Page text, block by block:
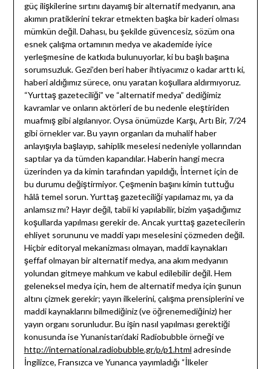
güç ilişkilerine sırtını dayamış bir alternatif medyanın, ana
akımın pratiklerini tekrar etmekten başka bir kaderi olması
mümkün değil. Dahası, bu şekilde güvencesiz, sözüm ona
esnek çalışma ortamının medya ve akademide iyice
yerleşmesine de katkıda bulunuyorlar, ki bu başlı başına
sorumsuzluk. Gezi’den beri haber ihtiyacımız o kadar arttı ki,
haberi aldığımız sürece, onu yaratan koşullara aldırmıyoruz.
“Yurttaş gazeteciliği” ve “alternatif medya” dediğimiz
kavramlar ve onların aktörleri de bu nedenle eleştiriden
muafmış gibi algılanıyor. Oysa önümüzde Karşı, Artı Bir, 7/24
gibi örnekler var. Bu yayın organları da muhalif haber
anlayışıyla başlayıp, sahiplik meselesi nedeniyle yollarından
saptılar ya da tümden kapandılar. Haberin hangi mecra
üzerinden ya da kimin tarafından yapıldığı, İnternet için de
bu durumu değiştirmiyor. Çeşmenin başını kimin tuttuğu
hâlâ temel sorun. Yurttaş gazeteciliği yapılamaz mı, ya da
anlamsız mı? Hayır değil, tabii ki yapılabilir, bizim yaşadığımız
koşullarda yapılması gerekir de. Ancak yurttaş gazetecilerin
ehliyet sorununu ve maddi yapı meselesini çözmeden değil.
Hiçbir editoryal mekanizması olmayan, maddi kaynakları
şeffaf olmayan bir alternatif medya, ana akım medyanın
yolundan gitmeye mahkum ve kabul edilebilir değil. Hem
geleneksel medya için, hem de alternatif medya için şunun
altını çizmek gerekir; yayın ilkelerini, çalışma prensiplerini ve
maddi kaynaklarını bilmediğiniz (ve öğrenemediğiniz) her
yayın organı sorunludur. Bu işin nasıl yapılması gerektiği
konusunda ise Yunanistan’daki Radiobubble örneği ve
http://international.radiobubble.gr/p/p1.html adresinde
İngilizce, Fransızca ve Yunanca yayımladığı “İlkeler